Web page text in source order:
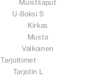
Muistilaput
U-Boksi S
Kirkas
Musta
Valkoinen
Tarjottimet
Tarjotin L